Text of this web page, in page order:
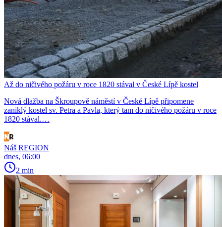
Až do ničivého požáru v roce 1820 stával v České Lípě kostel
Nová dlažba na Škroupově náměstí v České Lípě připomene
zaniklý kostel sv. Petra a Pavla, který tam do ničivého požáru v roce
1820 stával.…
Náš REGION
dnes, 06:00
2 min